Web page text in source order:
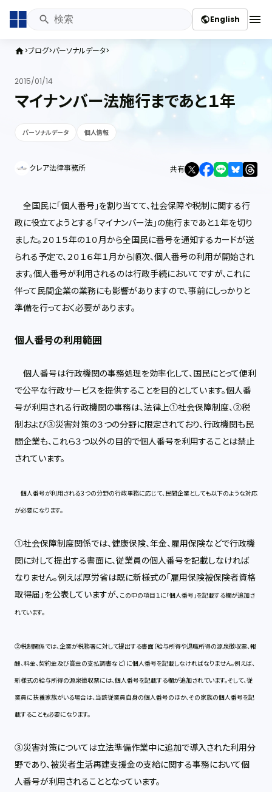
publicEnglish menu
home ブログ パーソナルデータ
2015/01/14
マイナンバー法施行まであと１年
パーソナルデータ 個人情報
クレア法律事務所 共有
全国民に「個人番号」を割り当てて、社会保障や税制に関する行
政に役立てようとする「マイナンバー法」の施行まであと１年を切り
ました。２０１５年の１０月から全国民に番号を通知するカードが送
られる予定で、２０１６年１月から順次、個人番号の利用が開始され
ます。個人番号が利用されるのは行政手続においてですが、これに
伴って民間企業の業務にも影響がありますので、事前にしっかりと
準備を行っておく必要があります。
個人番号の利用範囲
個人番号は行政機関の事務処理を効率化して、国民にとって便利
で公平な行政サービスを提供することを目的としています。個人番
号が利用される行政機関の事務は、法律上①社会保障制度、②税
制および③災害対策の３つの分野に限定されており、行政機関も民
間企業も、これら３つ以外の目的で個人番号を利用することは禁止
されています。
個人番号が利用される３つの分野の行政事務に応じて、民間企業としても以下のような対応
が必要になります。
①社会保障制度関係では、健康保険、年金、雇用保険などで行政機
関に対して提出する書面に、従業員の個人番号を記載しなければ
なりません。例えば厚労省は既に新様式の「雇用保険被保険者資格
取得届」を公表していますが、 この中の項目１に「個人番号」を記載する欄が追加さ
れています。
②税制関係では、企業が税務署に対して提出する書面（給与所得や退職所得の源泉徴収票、報
酬、料金、契約金及び賞金の支払調書など）に個人番号を記載しなければなりません。例えば、
新様式の給与所得の源泉徴収票には、個人番号を記載する欄が追加されています。そして、従
業員に扶養家族がいる場合は、当該従業員自身の個人番号のほか、その家族の個人番号を記
載することも必要になります。
③災害対策については立法準備作業中に追加で導入された利用分
野であり、被災者生活再建支援金の支給に関する事務において個
人番号が利用されることとなっています。